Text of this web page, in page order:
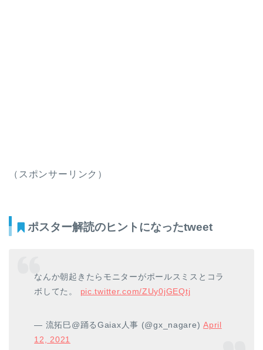
（スポンサーリンク）
ポスター解読のヒントになったtweet
なんか朝起きたらモニターがポールスミスとコラ
ボしてた。 pic.twitter.com/ZUy0jGEQtj
— 流拓巳@踊るGaiax人事 (@gx_nagare)April
12, 2021